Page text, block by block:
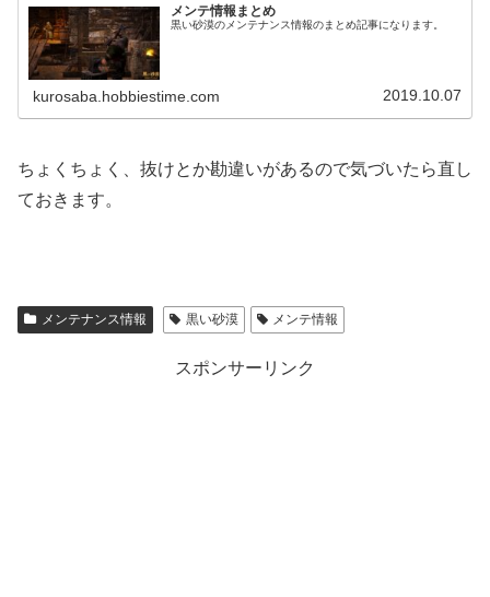
メンテ情報まとめ
黒い砂漠のメンテナンス情報のまとめ記事になります。
kurosaba.hobbiestime.com 2019.10.07
ちょくちょく、抜けとか勘違いがあるので気づいたら直し
ておきます。
メンテナンス情報 黒い砂漠 メンテ情報
スポンサーリンク